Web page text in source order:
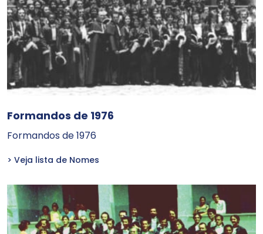
Formandos de 1976
Formandos de 1976
> Veja lista de Nomes